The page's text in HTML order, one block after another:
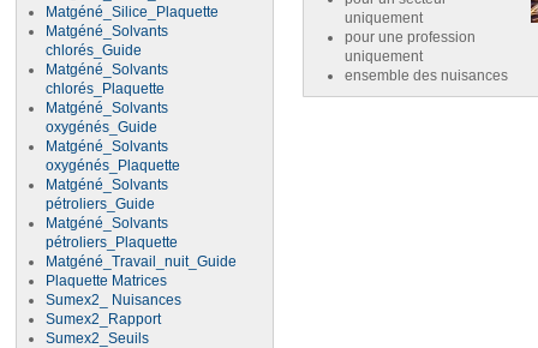
Matgéné_Silice_Plaquette
Matgéné_Solvants
chlorés_Guide
Matgéné_Solvants
chlorés_Plaquette
Matgéné_Solvants
oxygénés_Guide
Matgéné_Solvants
oxygénés_Plaquette
Matgéné_Solvants
pétroliers_Guide
Matgéné_Solvants
pétroliers_Plaquette
Matgéné_Travail_nuit_Guide
Plaquette Matrices
Sumex2_ Nuisances
Sumex2_Rapport
Sumex2_Seuils
uniquement
pour une profession
uniquement
ensemble des nuisances